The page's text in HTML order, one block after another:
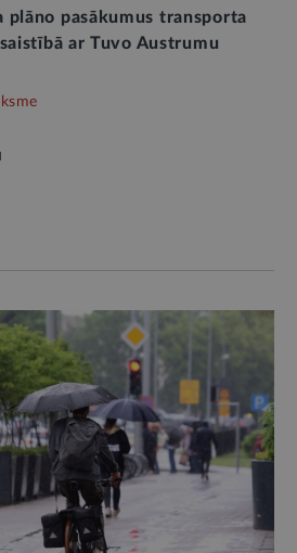
plāno pasākumus transporta
ar Tuvo Austrumu